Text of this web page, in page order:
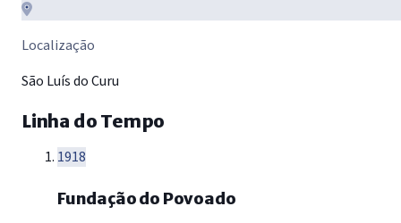
Localização
São Luís do Curu
Linha do Tempo
1918
Fundação do Povoado